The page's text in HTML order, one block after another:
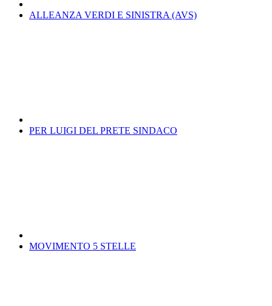
ALLEANZA VERDI E SINISTRA (AVS)
PER LUIGI DEL PRETE SINDACO
MOVIMENTO 5 STELLE